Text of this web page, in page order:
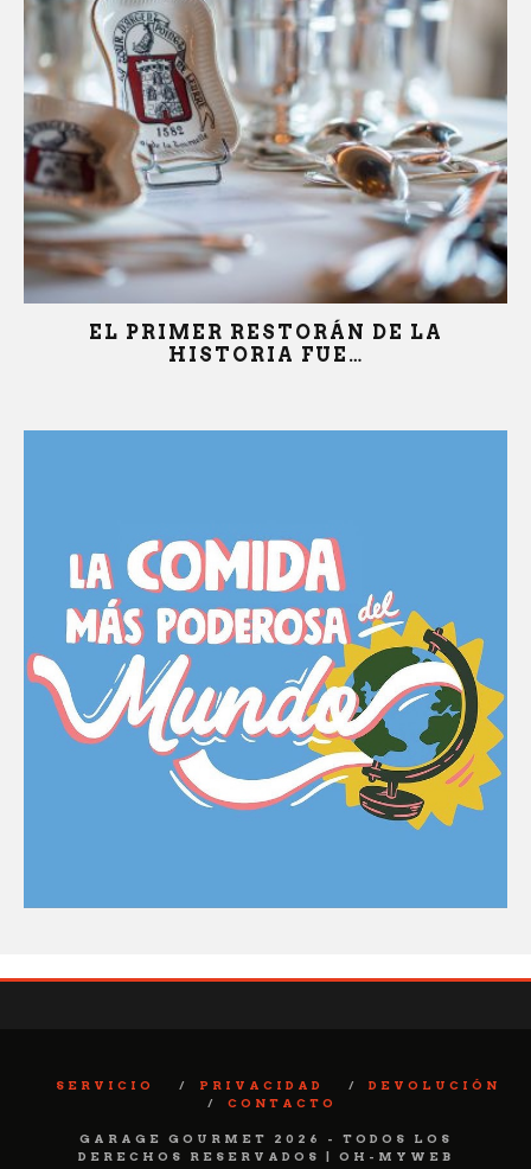
LA MIEL…
SERVICIO PRIVACIDAD
DEVOLUCIÓN
CONTACTO
GARAGE GOURMET 2026 - TODOS LOS
DERECHOS RESERVADOS | OH-MYWEB